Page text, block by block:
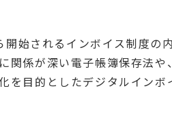
始されるインボイス制度の
関係が深い電子帳簿保存法
を目的としたデジタルイン